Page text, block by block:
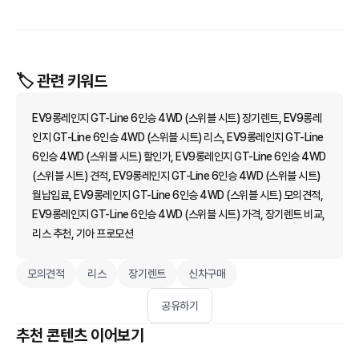
🏷️ 관련 키워드
EV9롱레인지 GT-Line 6인승 4WD (스위블 시트) 장기렌트, EV9롱레
인지 GT-Line 6인승 4WD (스위블 시트) 리스, EV9롱레인지 GT-Line
6인승 4WD (스위블 시트) 할인가, EV9롱레인지 GT-Line 6인승 4WD
(스위블 시트) 견적, EV9롱레인지 GT-Line 6인승 4WD (스위블 시트)
월납입료, EV9롱레인지 GT-Line 6인승 4WD (스위블 시트) 모의견적,
EV9롱레인지 GT-Line 6인승 4WD (스위블 시트) 가격, 장기렌트 비교,
리스 추천, 기아 프로모션
모의견적 리스 장기렌트 신차구매
공유하기
추천 콘텐츠 이어보기